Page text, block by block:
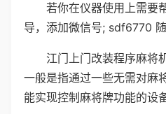
若你在仪器使用上需要
导，添加微信号; sdf6770 随
江门上门改装程序麻将
一般是指通过一些无需对麻
能实现控制麻将牌功能的设